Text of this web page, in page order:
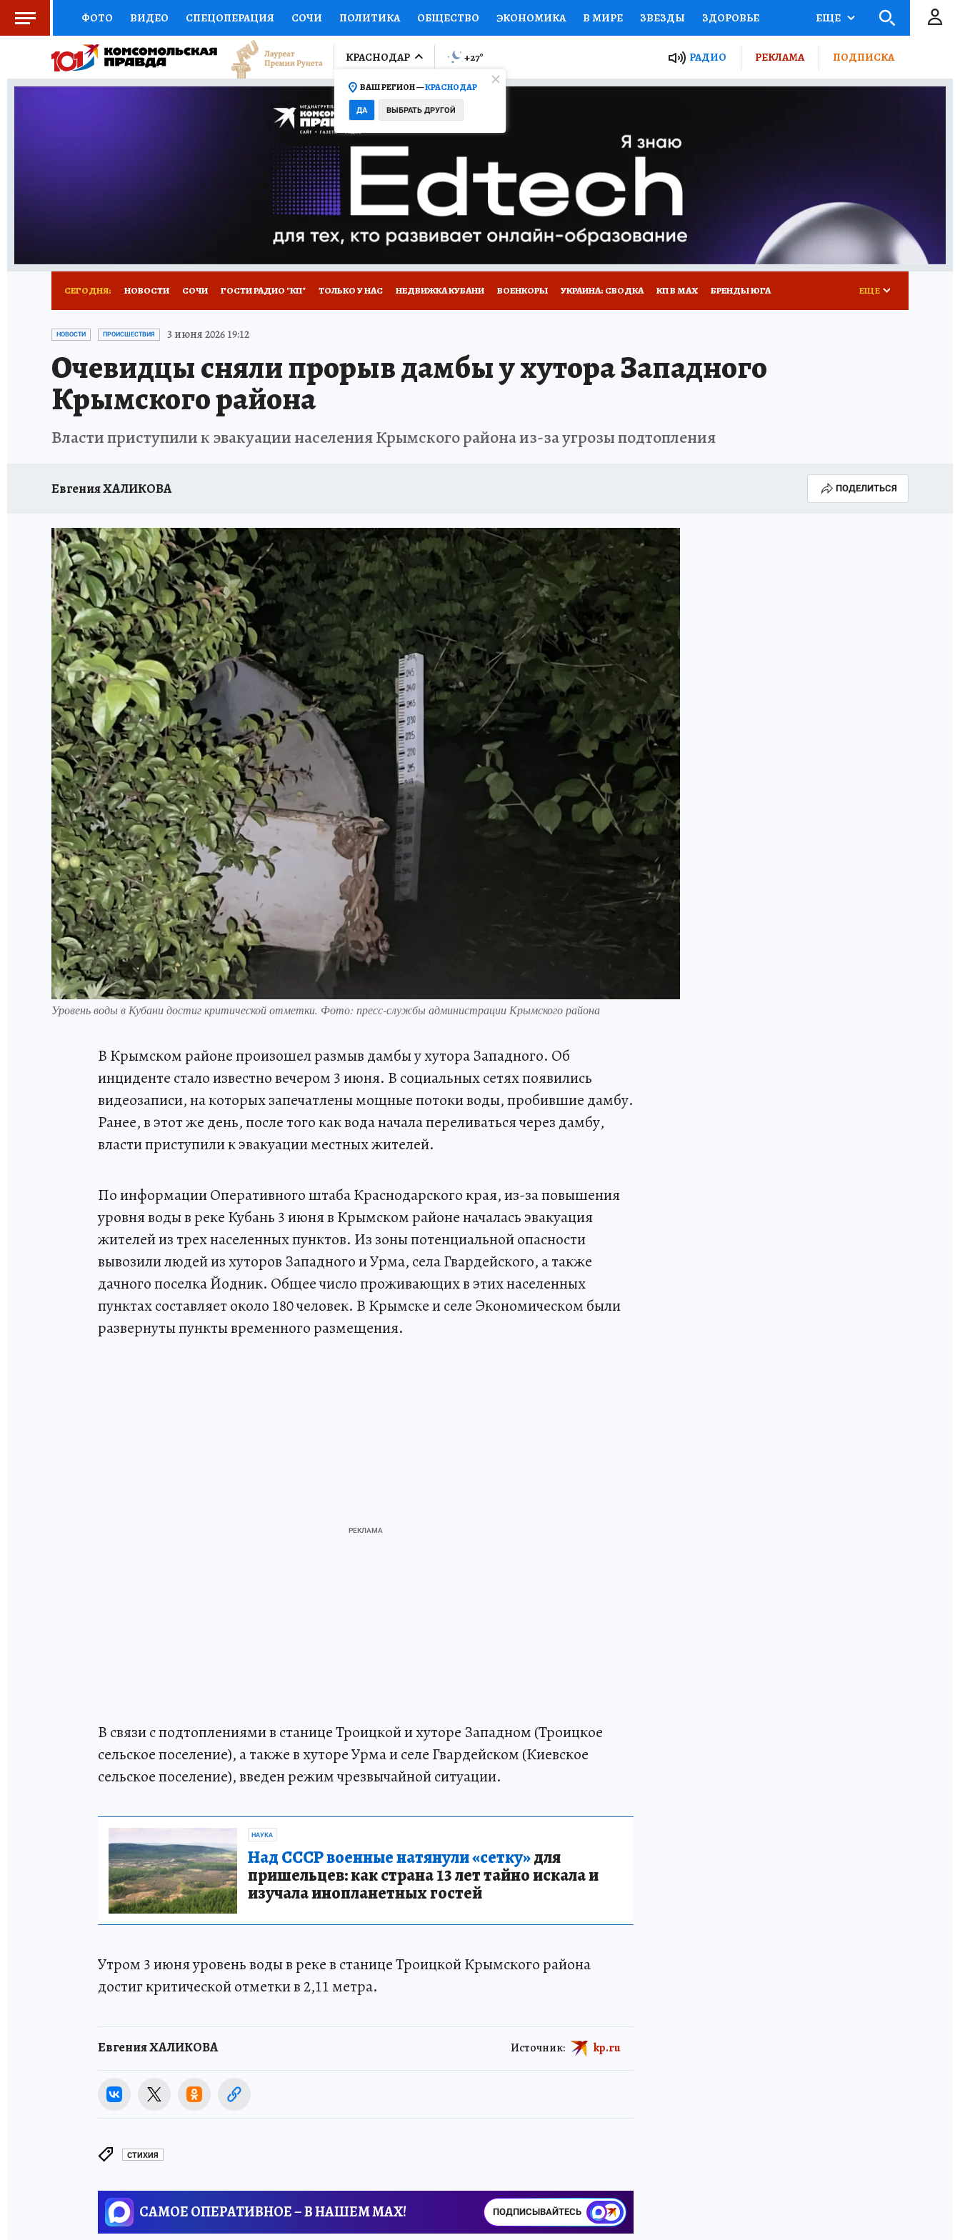
ФОТО ВИДЕО СПЕЦОПЕРАЦИЯ СОЧИ ПОЛИТИКА ОБЩЕСТВО ЭКОНОМИКА В МИРЕ ЗВЕЗДЫ ЗДОРОВЬЕ
СОЦПОДДЕРЖКА НАУКА СПОРТ КОЛУМНИСТЫ ПРОИСШЕСТВИЯ НАЦИОНАЛЬНЫЕ ПРОЕКТЫ РОССИИ
ВЫБОР ЭКСПЕРТОВ ДОКТОР ФИНАНСЫ ОТКРЫВАЕМ МИР Я ЗНАЮ СЕМЬЯ ЖЕНСКИЕ СЕКРЕТЫ ПУТЕВОДИТЕЛЬ
ПРОГНОЗЫ НА СПОРТ ПРОМОКОДЫ СЕРИАЛЫ
ТЕЛЕВИЗОР КОЛЛЕКЦИИ КОНКУРСЫ ГИД ПОТРЕБИТЕЛЯ
НОВОЕ НА САЙТЕ
ЕЩЕ
КРАСНОДАР
ВАШ РЕГИОН —КРАСНОДАР
ДА ВЫБРАТЬ ДРУГОЙ
+27° РАДИО РЕКЛАМА ПОДПИСКА
СЕГОДНЯ: НОВОСТИ СОЧИ ГОСТИ РАДИО "КП" ТОЛЬКО У НАС НЕДВИЖКА КУБАНИ ВОЕНКОРЫ УКРАИНА: СВОДКА КП В МАХ БРЕНДЫ ЮГА
ОТДЫХ В РОССИИ ЗДОРОВЬЕ КУБАНИ
ЕЩЕ
НОВОСТИ ПРОИСШЕСТВИЯ 3 июня 2026 19:12
Очевидцы сняли прорыв дамбы у хутора Западного
Крымского района
Власти приступили к эвакуации населения Крымского района из-за угрозы подтопления
Евгения ХАЛИКОВА ПОДЕЛИТЬСЯ
Уровень воды в Кубани достиг критической отметки. Фото: пресс-службы администрации Крымского района
В Крымском районе произошел размыв дамбы у хутора Западного. Об
инциденте стало известно вечером 3 июня. В социальных сетях появились
видеозаписи, на которых запечатлены мощные потоки воды, пробившие дамбу.
Ранее, в этот же день, после того как вода начала переливаться через дамбу,
власти приступили к эвакуации местных жителей.
По информации Оперативного штаба Краснодарского края, из-за повышения
уровня воды в реке Кубань 3 июня в Крымском районе началась эвакуация
жителей из трех населенных пунктов. Из зоны потенциальной опасности
вывозили людей из хуторов Западного и Урма, села Гвардейского, а также
дачного поселка Йодник. Общее число проживающих в этих населенных
пунктах составляет около 180 человек. В Крымске и селе Экономическом были
развернуты пункты временного размещения.
В связи с подтоплениями в станице Троицкой и хуторе Западном (Троицкое
сельское поселение), а также в хуторе Урма и селе Гвардейском (Киевское
сельское поселение), введен режим чрезвычайной ситуации.
НАУКА
Над СССР военные натянули «сетку»для
пришельцев: как страна 13 лет тайно искала и
изучала инопланетных гостей
Утром 3 июня уровень воды в реке в станице Троицкой Крымского района
достиг критической отметки в 2,11 метра.
Евгения ХАЛИКОВА Источник: kp.ru
СТИХИЯ
САМОЕ ОПЕРАТИВНОЕ – В НАШЕМ MAX! ПОДПИСЫВАЙТЕСЬ